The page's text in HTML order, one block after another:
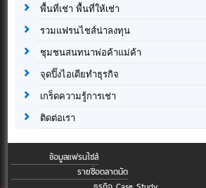
พื้นที่เช่า พื้นที่ให้เช่า
รวมแฟรนไชส์น่าลงทุน
ชุมชนสนทนาพ่อค้าแม่ค้า
จุดปิ๊งไอเดียทำธุรกิจ
เกร็ดความรู้การเช่า
ติดต่อเรา
ข้อมูลแฟรนไชส์
รายชื่อตลาดนัด